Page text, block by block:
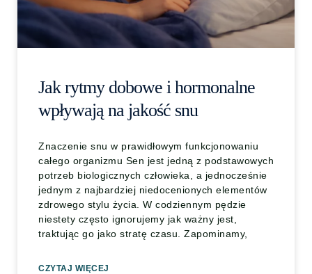
Jak rytmy dobowe i hormonalne
wpływają na jakość snu
Znaczenie snu w prawidłowym funkcjonowaniu
całego organizmu Sen jest jedną z podstawowych
potrzeb biologicznych człowieka, a jednocześnie
jednym z najbardziej niedocenionych elementów
zdrowego stylu życia. W codziennym pędzie
niestety często ignorujemy jak ważny jest,
traktując go jako stratę czasu. Zapominamy,
CZYTAJ WIĘCEJ